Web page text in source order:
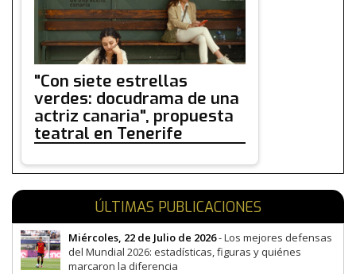
"Con siete estrellas
verdes: docudrama de una
actriz canaria", propuesta
teatral en Tenerife
ÚLTIMAS PUBLICACIONES
Miércoles, 22 de Julio de 2026- Los mejores defensas
del Mundial 2026: estadísticas, figuras y quiénes
marcaron la diferencia